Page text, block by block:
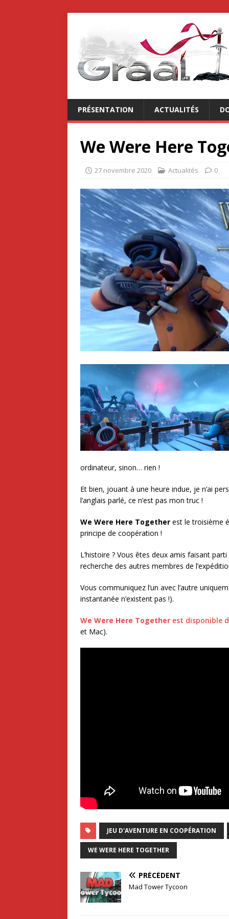
PRÉSENTATION ACTUALITÉS
We Were Here
27 novembre 2020 Actualités 0
ordinateur, sinon… rien !
Et bien, jouant à une heure indue, je n’ai
l’anglais parlé, ce n’est pas mon truc !
We Were Here Together est le troisième
principe de coopération !
L’histoire ? Vous êtes deux amis faisant
recherche des autres membres de
Vous communiquez l’un avec l’autre
instantanée n’existent pas !).
We Were Here Together est disponible
et Mac).
JEU D'AVENTURE EN COOPÉRATION
WE WERE HERE TOGETHER
PRÉCÉDENT
Mad Tower Tycoon